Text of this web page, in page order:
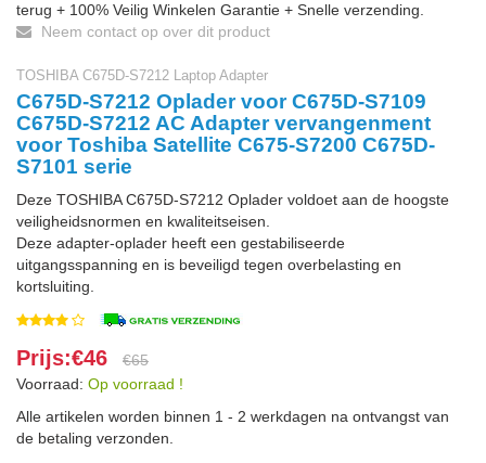
terug + 100% Veilig Winkelen Garantie + Snelle verzending.
Neem contact op over dit product
TOSHIBA C675D-S7212 Laptop Adapter
C675D-S7212 Oplader voor C675D-S7109
C675D-S7212 AC Adapter vervangenment
voor Toshiba Satellite C675-S7200 C675D-
S7101 serie
Deze TOSHIBA C675D-S7212 Oplader voldoet aan de hoogste
veiligheidsnormen en kwaliteitseisen.
Deze adapter-oplader heeft een gestabiliseerde
uitgangsspanning en is beveiligd tegen overbelasting en
kortsluiting.
Prijs:€46
€65
Voorraad: Op voorraad !
Alle artikelen worden binnen 1 - 2 werkdagen na ontvangst van
de betaling verzonden.